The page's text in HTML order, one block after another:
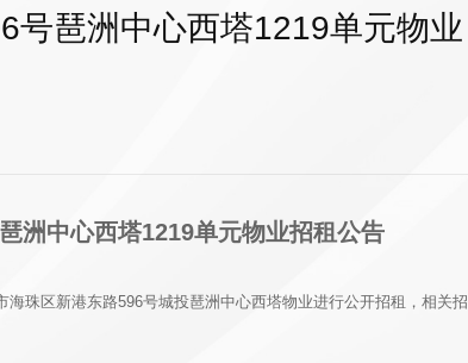
号琶洲中心西塔1219单元物业
洲中心西塔1219单元物业招租公告
珠区新港东路596号城投琶洲中心西塔物业进行公开招租，相关招